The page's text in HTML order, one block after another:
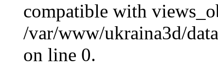
compatible with
/var/www/ukraina3d/
on line 0.